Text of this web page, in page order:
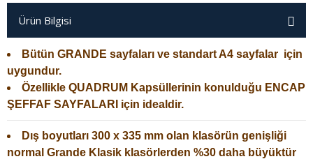
Ürün Bilgisi
Bütün GRANDE sayfaları ve standart A4 sayfalar için
uygundur.
Özellikle QUADRUM Kapsüllerinin konulduğu ENCAP
ŞEFFAF SAYFALARI için idealdir.
Dış boyutları 300 x 335 mm olan klasörün genişliği
normal Grande Klasik klasörlerden %30 daha büyüktür